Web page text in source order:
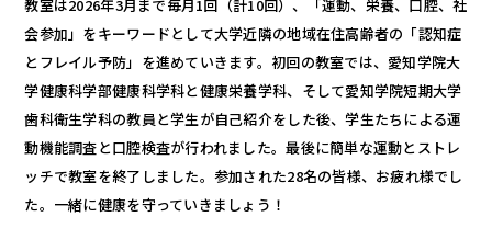
教室は2026年3月まで毎月1回（計10回）、「運動、栄養、口腔、社
会参加」をキーワードとして大学近隣の地域在住高齢者の「認知症
とフレイル予防」を進めていきます。初回の教室では、愛知学院大
学健康科学部健康科学科と健康栄養学科、そして愛知学院短期大学
歯科衛生学科の教員と学生が自己紹介をした後、学生たちによる運
動機能調査と口腔検査が行われました。最後に簡単な運動とストレ
ッチで教室を終了しました。参加された28名の皆様、お疲れ様でし
た。一緒に健康を守っていきましょう！